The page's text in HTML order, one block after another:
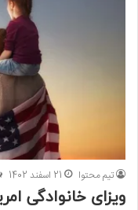
تیم محتوا 21 اسفند 1402
ویزای خانوادگی